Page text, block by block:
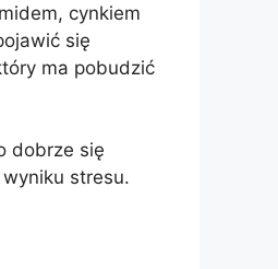
cynkiem
się
ma pobudzić
dobrze się
stresu.